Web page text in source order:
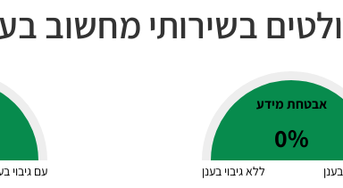
בשירותי מחשוב
אבטחת מידע
0%
ללא גיבוי בענן עם גיבוי